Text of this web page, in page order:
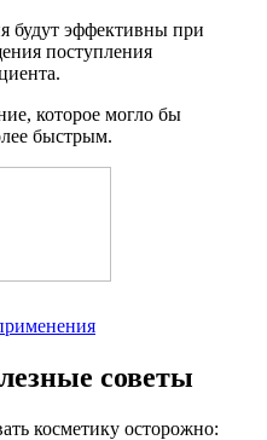
будут эффективны при
поступления
которое могло бы
быстрым.
советы
косметику осторожно: